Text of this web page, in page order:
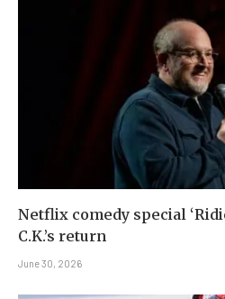
Netflix comedy special
C.K.’s return
June 30, 2026